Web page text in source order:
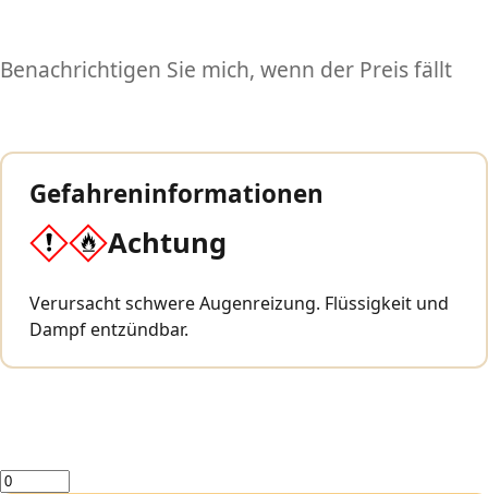
Benachrichtigen Sie mich, wenn der Preis fällt
Gefahreninformationen
Achtung
Verursacht schwere Augenreizung. Flüssigkeit und
Dampf entzündbar.
Menge